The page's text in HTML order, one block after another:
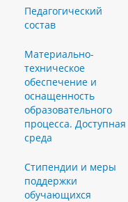
Педагогический
состав
Материально-
техническое
обеспечение и
оснащенность
образовательного
процесса. Доступная
среда
Стипендии и меры
поддержки
обучающихся